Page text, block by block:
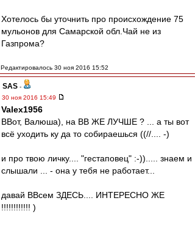
Хотелось бы уточнить про происхождение 75
мульонов для Самарской обл.Чай не из
Газпрома?
Редактировалось 30 ноя 2016 15:52
SAS -
30 ноя 2016 15:49
Valex1956
ВВот, Валюша), на ВВ ЖЕ ЛУЧШЕ ? ... а ты вот
всё уходить ку да то собираешься ((//.... -)
и про твою личку.... "гестаповец" :-))..... знаем и
слышали ... - она у тебя не работает...
давай ВВсем ЗДЕСЬ.... ИНТЕРЕСНО ЖЕ
!!!!!!!!!!!! )